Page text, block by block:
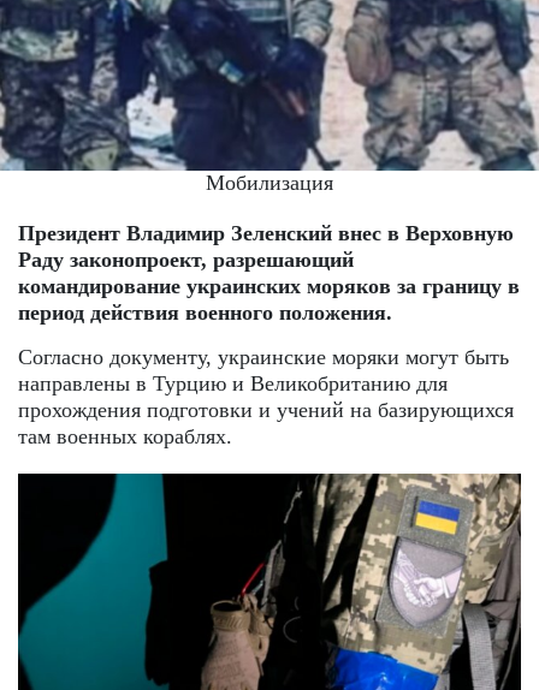
Мобилизация
Президент Владимир Зеленский внес в Верховную
Раду законопроект, разрешающий
командирование украинских моряков за границу в
период действия военного положения.
Согласно документу, украинские моряки могут быть
направлены в Турцию и Великобританию для
прохождения подготовки и учений на базирующихся
там военных кораблях.